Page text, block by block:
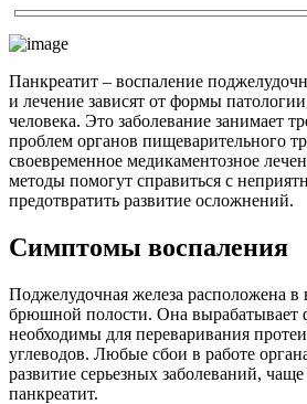
Панкреатит – воспаление
и лечение зависят от формы
человека. Это заболевание занимает
проблем органов пищеварительного
своевременное медикаментозное
методы помогут справиться с
предотвратить развитие осложнений.
Симптомы воспаления
Поджелудочная железа расположена в
брюшной полости. Она вырабатывает
необходимы для переваривания
углеводов. Любые сбои в работе
развитие серьезных заболеваний,
панкреатит.